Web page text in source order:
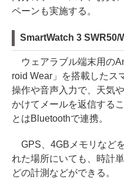
ペーンも実施する。
SmartWatch 3 SWR50/
ウェアラブル端末用の
roid Wear」を搭載したス
操作や音声入力で、天気
かけてメールを返信する
とはBluetoothで連携。
GPS、4GBメモリなど
れた場所にいても、時計
どの計測などができる。